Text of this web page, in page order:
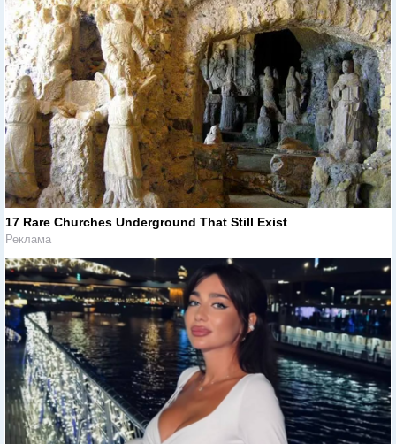
17 Rare Churches Underground That Still Exist
Реклама